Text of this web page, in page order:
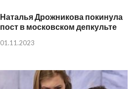
Наталья Дрожникова покинула
пост в московском депкульте
01.11.2023